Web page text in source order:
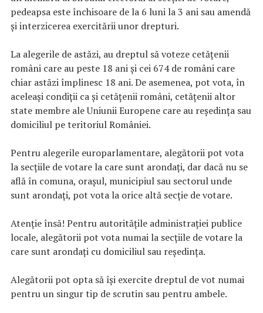
pedeapsa este închisoare de la 6 luni la 3 ani sau amendă
şi interzicerea exercitării unor drepturi.
La alegerile de astăzi, au dreptul să voteze cetăţenii
români care au peste 18 ani și cei 674 de români care
chiar astăzi împlinesc 18 ani. De asemenea, pot vota, în
aceleași condiții ca și cetățenii români, cetățenii altor
state membre ale Uniunii Europene care au reşedinţa sau
domiciliul pe teritoriul României.
Pentru alegerile europarlamentare, alegătorii pot vota
la secțiile de votare la care sunt arondați, dar dacă nu se
află în comuna, orașul, municipiul sau sectorul unde
sunt arondați, pot vota la orice altă secţie de votare.
Atenție însă! Pentru autoritățile administrației publice
locale, alegătorii pot vota numai la secțiile de votare la
care sunt arondați cu domiciliul sau reședința.
Alegătorii pot opta să își exercite dreptul de vot numai
pentru un singur tip de scrutin sau pentru ambele.